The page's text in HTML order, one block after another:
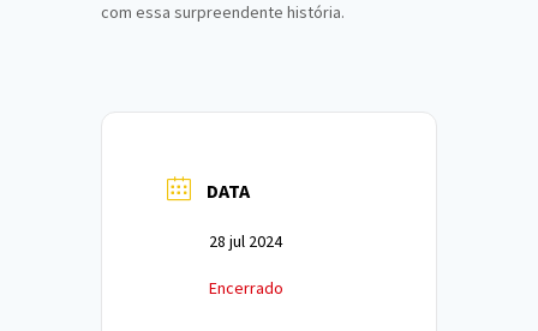
com essa surpreendente história.
DATA
28 jul 2024
Encerrado